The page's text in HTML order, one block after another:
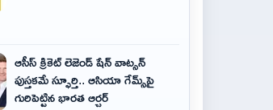
ఆసీస్ క్రికెట్ లెజెండ్ షేన్ వాట్సన్
పుస్తకమే స్ఫూర్తి.. ఆసియా గేమ్స్‌పై
గురిపెట్టిన భారత ఆర్చర్